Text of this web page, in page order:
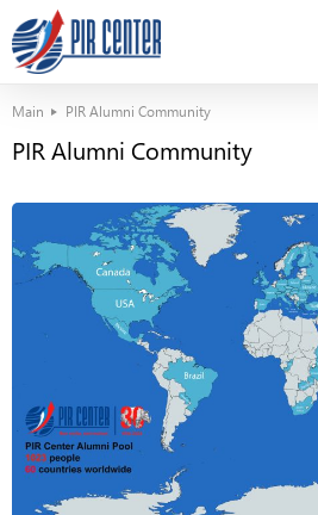
Main PIR Alumni Community
PIR Alumni Community